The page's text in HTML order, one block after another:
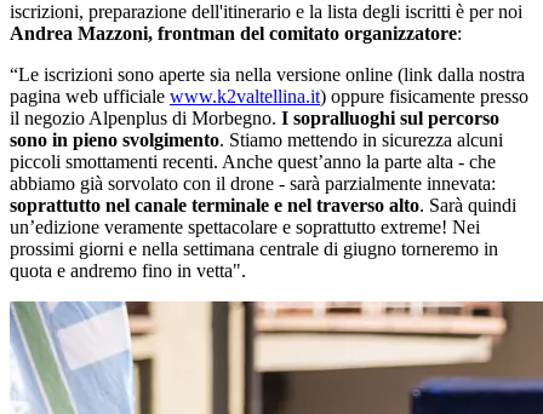
iscrizioni, preparazione dell'itinerario e la lista degli iscritti è per noi
Andrea Mazzoni, frontman del comitato organizzatore:
“Le iscrizioni sono aperte sia nella versione online (link dalla nostra
pagina web ufficiale www.k2valtellina.it) oppure fisicamente presso
il negozio Alpenplus di Morbegno. I sopralluoghi sul percorso
sono in pieno svolgimento. Stiamo mettendo in sicurezza alcuni
piccoli smottamenti recenti. Anche quest’anno la parte alta - che
abbiamo già sorvolato con il drone - sarà parzialmente innevata:
soprattutto nel canale terminale e nel traverso alto. Sarà quindi
un’edizione veramente spettacolare e soprattutto extreme! Nei
prossimi giorni e nella settimana centrale di giugno torneremo in
quota e andremo fino in vetta".